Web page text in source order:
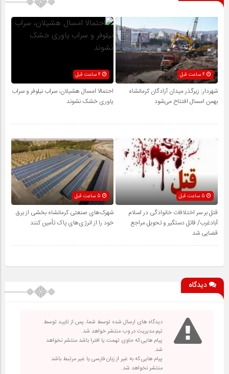
4 ساعت قبل
شهردار: زیرگذر میدان آزادگان کرمانشاه
بهمن امسال افتتاح می‌شود
احتمالا امسال هشیلان، سراب نیلوفر و سراب
یاوری خشک نشوند
قتل بر سر اختلافات خانوادگی در اسلام
آبادغرب/ قاتل دستگیر و تحویل مراجع
قضایی شد
شهرک‌های صنعتی کرمانشاه بخشی از برق
خود را از انرژی‌های پاک تأمین کنند
دیدگاه
دیدگاه های ارسال شده توسط شما، پس از تایید توسط
تیم مدیریت در وب منتشر خواهد شد.
پیام هایی که حاوی تهمت یا افترا باشد منتشر نخواهد
شد.
پیام هایی که به غیر از زبان فارسی یا غیر مرتبط باشد
منتشر نخواهد شد.